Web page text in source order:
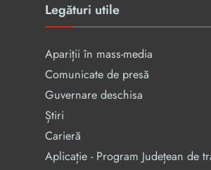
Legături utile
Apariții în mass-media
Comunicate de presă
Guvernare deschisa
Știri
Carieră
Aplicație - Program Județean de